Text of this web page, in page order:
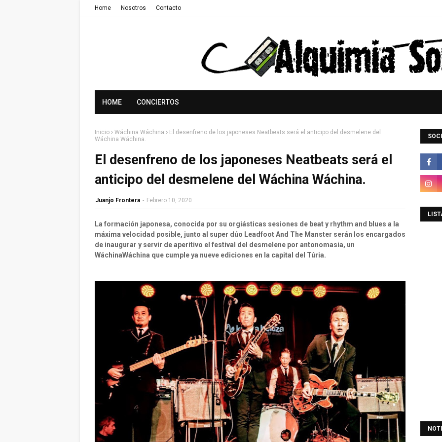
Home Nosotros Contacto
HOME CONCIERTOS
Inicio Wáchina Wáchina
El desenfreno de los japoneses Neatbeats será el anticipo del desmelene del
Wáchina Wáchina.
El desenfreno de los japoneses Neatbeats será el
anticipo del desmelene del Wáchina Wáchina.
Juanjo Frontera - Febrero 10, 2020
La formación japonesa, conocida por su orgiásticas sesiones de beat y rhythm and blues a la
máxima velocidad posible, junto al super dúo Leadfoot And The Manster serán los encargados
de inaugurar y servir de aperitivo el festival del desmelene por antonomasia, un
WáchinaWáchina que cumple ya nueve ediciones en la capital del Túria.